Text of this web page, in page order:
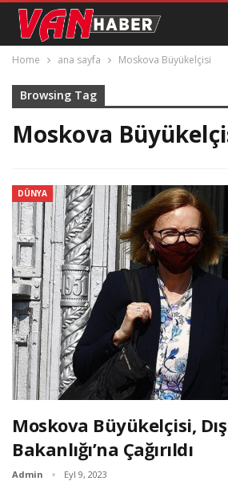
Home ana sayfa Moskova Büyükelçisi
Browsing Tag
Moskova
DÜNYA
Moskova Büyükelçisi,
Bakanlığı’na Çağırıldı
Admin Eyl 9, 2023